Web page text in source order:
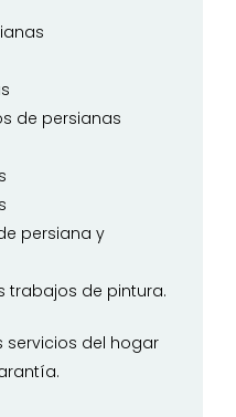
de persianas
persiana y
trabajos de pintura.
servicios del hogar